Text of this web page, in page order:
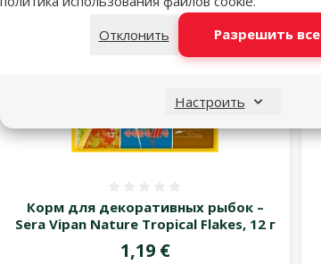
Отклонить
Разрешить все
Настроить
Корм для декоративных рыбок –
Sera Vipan Nature Tropical Flakes, 12 г
Цена
1,19 €